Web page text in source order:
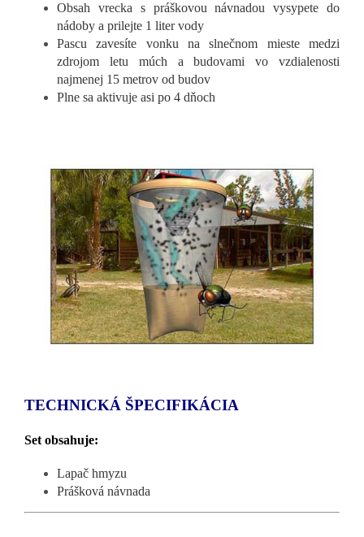
Obsah vrecka s práškovou návnadou vysypete do
nádoby a prilejte 1 liter vody
Pascu zavesíte vonku na slnečnom mieste medzi
zdrojom letu múch a budovami vo vzdialenosti
najmenej 15 metrov od budov
Plne sa aktivuje asi po 4 dňoch
TECHNICKÁ ŠPECIFIKÁCIA
Set obsahuje:
Lapač hmyzu
Prášková návnada